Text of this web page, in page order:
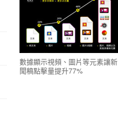
數據顯示視頻、圖片等元素讓新
聞稿點擊量提升77%